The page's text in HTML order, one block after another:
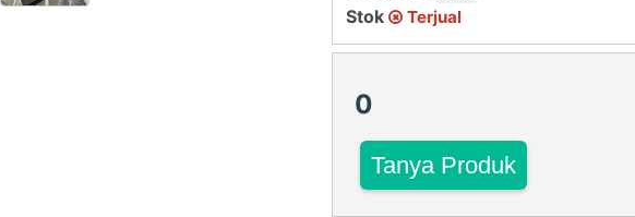
Stok Terjual
0
Tanya Produk